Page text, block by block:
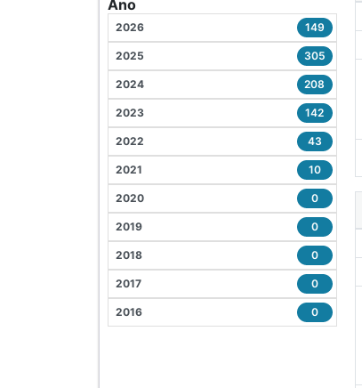
Ano
2026 149
2025 305
2024 208
2023 142
2022 43
2021 10
2020 0
2019 0
2018 0
2017 0
2016 0